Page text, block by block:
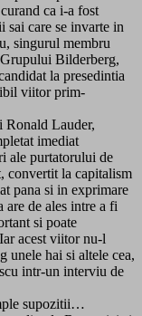
ca i-a fost
sai care se invarte in
singurul membru
Bilderberg,
la presedintia
viitor prim-
Ronald Lauder,
imediat
ale purtatorului de
convertit la capitalism
pana si in exprimare
are de ales intre a fi
si poate
acest viitor nu-l
unele hai si altele cea,
intr-un interviu de
supozitii…